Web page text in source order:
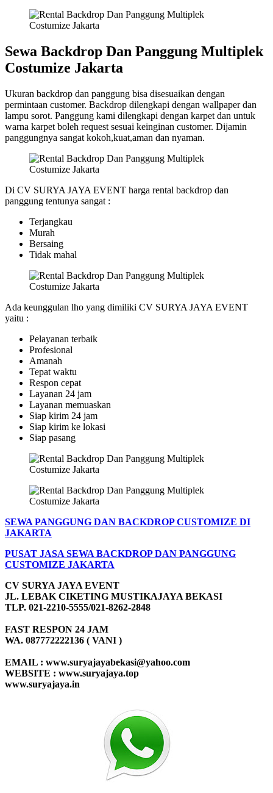
Sewa Backdrop Dan Panggung Multiplek
Costumize Jakarta
Ukuran backdrop dan panggung bisa disesuaikan dengan
permintaan customer. Backdrop dilengkapi dengan wallpaper dan
lampu sorot. Panggung kami dilengkapi dengan karpet dan untuk
warna karpet boleh request sesuai keinginan customer. Dijamin
panggungnya sangat kokoh,kuat,aman dan nyaman.
Di CV SURYA JAYA EVENT harga rental backdrop dan
panggung tentunya sangat :
Terjangkau
Murah
Bersaing
Tidak mahal
Ada keunggulan lho yang dimiliki CV SURYA JAYA EVENT
yaitu :
Pelayanan terbaik
Profesional
Amanah
Tepat waktu
Respon cepat
Layanan 24 jam
Layanan memuaskan
Siap kirim 24 jam
Siap kirim ke lokasi
Siap pasang
SEWA PANGGUNG DAN BACKDROP CUSTOMIZE DI
JAKARTA
PUSAT JASA SEWA BACKDROP DAN PANGGUNG
CUSTOMIZE JAKARTA
CV SURYA JAYA EVENT
JL. LEBAK CIKETING MUSTIKAJAYA BEKASI
TLP. 021-2210-5555/021-8262-2848
FAST RESPON 24 JAM
WA. 087772222136 ( VANI )
EMAIL : www.suryajayabekasi@yahoo.com
WEBSITE : www.suryajaya.top
www.suryajaya.in